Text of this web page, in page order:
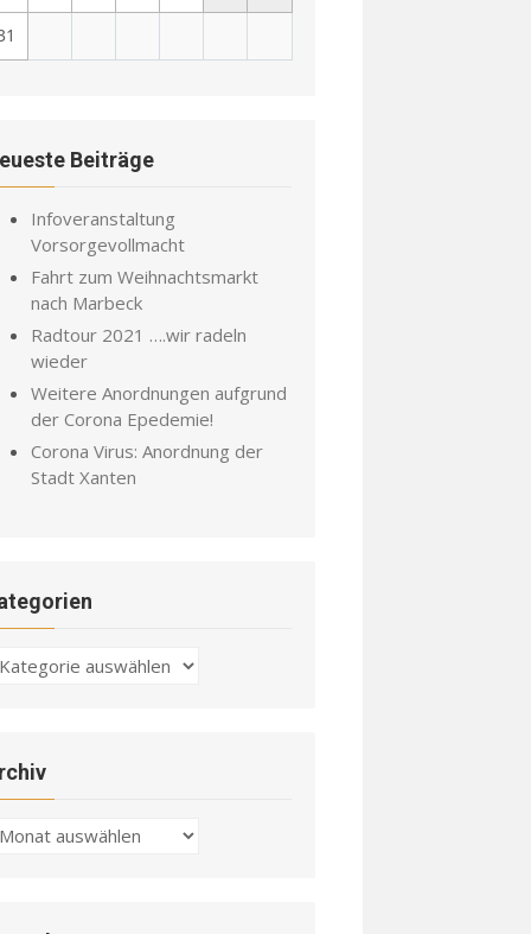
Beiträge
Infoveranstaltung
Vorsorgevollmacht
Fahrt zum Weihnachtsmarkt
nach Marbeck
Radtour 2021 ….wir radeln
wieder
Weitere Anordnungen aufgrund
der Corona Epedemie!
Corona Virus: Anordnung der
Stadt Xanten